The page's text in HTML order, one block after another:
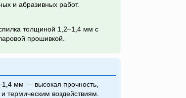
и абразивных работ.
толщиной 1,2–1,4 мм с
прошивкой.
мм — высокая прочность,
термическим воздействиям.